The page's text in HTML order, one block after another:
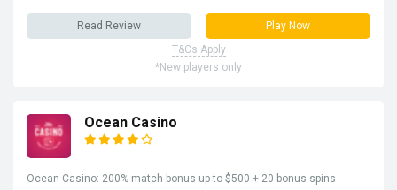
Read Review
Play Now
T&Cs Apply
*New players only
Ocean Casino
Ocean Casino: 200% match bonus up to $500 + 20 bonus spins